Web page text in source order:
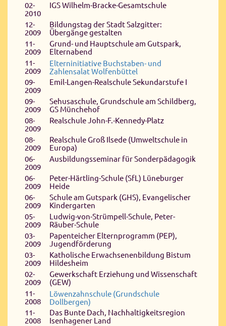
02-
2010
IGS Wilhelm-Bracke-Gesamtschule
12-
2009
Bildungstag der Stadt Salzgitter:
Übergänge gestalten
11-
2009
Grund- und Hauptschule am Gutspark,
Elternabend
11-
2009
Elterninitiative Buchstaben- und
ZahlensalatWolfenbüttel
09-
2009
Emil-Langen-Realschule Sekundarstufe I
09-
2009
Sehusaschule, Grundschule am Schildberg,
GS Münchehof
08-
2009
Realschule John-F.-Kennedy-Platz
08-
2009
Realschule Groß Ilsede (Umweltschule in
Europa)
06-
2009
Ausbildungsseminar für Sonderpädagogik
06-
2009
Peter-Härtling-Schule (SfL) Lüneburger
Heide
06-
2009
Schule am Gutspark (GHS), Evangelischer
Kindergarten
05-
2009
Ludwig-von-Strümpell-Schule, Peter-
Räuber-Schule
03-
2009
Papenteicher Elternprogramm (PEP),
Jugendförderung
03-
2009
Katholische Erwachsenenbildung Bistum
Hildesheim
02-
2009
Gewerkschaft Erziehung und Wissenschaft
(GEW)
11-
2008
Löwenzahnschule (Grundschule
Dollbergen)
11-
2008
Das Bunte Dach, Nachhaltigkeitsregion
Isenhagener Land